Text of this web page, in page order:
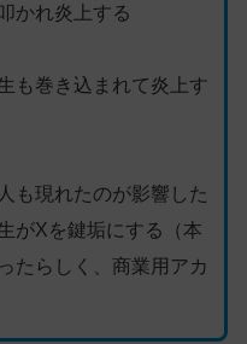
かれ炎上する
も巻き込まれて炎上す
も現れたのが影響した
がXを鍵垢にする（本
たらしく、商業用アカ